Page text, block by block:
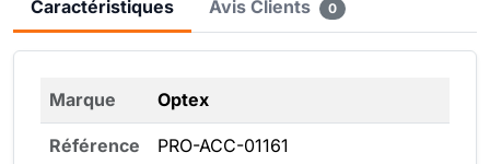
Caractéristiques Avis Clients 0
Marque Optex
Référence PRO-ACC-01161